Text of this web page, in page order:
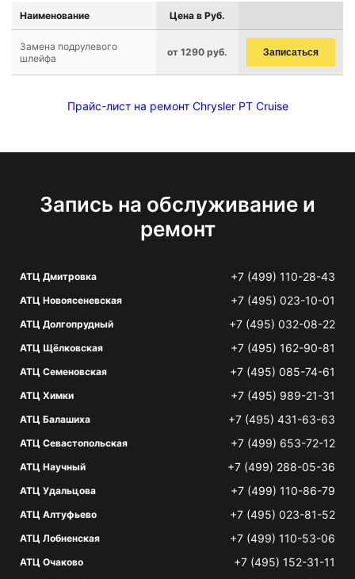
Наименование Цена в Руб.
Замена подрулевого
шлейфа
от 1290 руб. Записаться
Прайс-лист на ремонт Chrysler PT Cruise
Запись на обслуживание и
ремонт
АТЦ Дмитровка +7 (499) 110-28-43
АТЦ Новоясеневская +7 (495) 023-10-01
АТЦ Долгопрудный +7 (495) 032-08-22
АТЦ Щёлковская +7 (495) 162-90-81
АТЦ Семеновская +7 (495) 085-74-61
АТЦ Химки +7 (495) 989-21-31
АТЦ Балашиха +7 (495) 431-63-63
АТЦ Севастопольская +7 (499) 653-72-12
АТЦ Научный +7 (499) 288-05-36
АТЦ Удальцова +7 (499) 110-86-79
АТЦ Алтуфьево +7 (495) 023-81-52
АТЦ Лобненская +7 (499) 110-53-06
АТЦ Очаково +7 (495) 152-31-11